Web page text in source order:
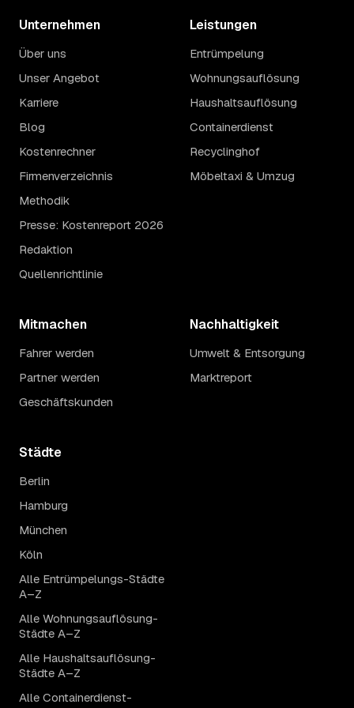
Unternehmen
Über uns
Unser Angebot
Karriere
Blog
Kostenrechner
Firmenverzeichnis
Methodik
Presse: Kostenreport 2026
Redaktion
Quellenrichtlinie
Leistungen
Entrümpelung
Wohnungsauflösung
Haushaltsauflösung
Containerdienst
Recyclinghof
Möbeltaxi & Umzug
Mitmachen
Fahrer werden
Partner werden
Geschäftskunden
Nachhaltigkeit
Umwelt & Entsorgung
Marktreport
Städte
Berlin
Hamburg
München
Köln
Alle Entrümpelungs-Städte
A–Z
Alle Wohnungsauflösung-
Städte A–Z
Alle Haushaltsauflösung-
Städte A–Z
Alle Containerdienst-